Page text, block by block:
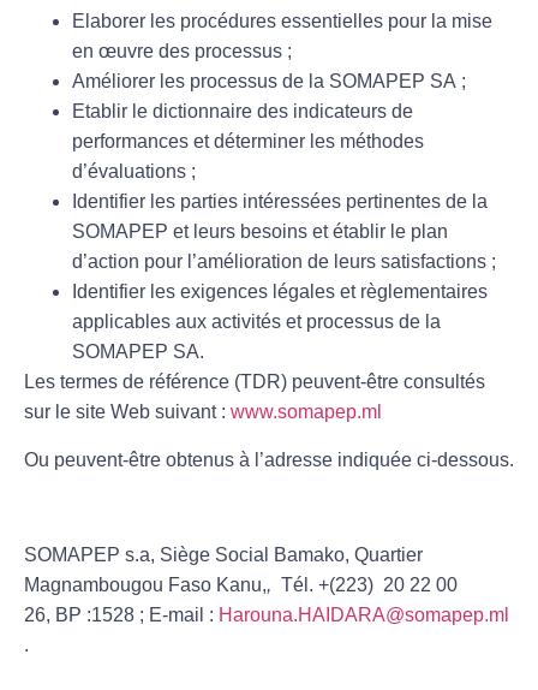
Elaborer les procédures essentielles pour la mise
en œuvre des processus ;
Améliorer les processus de la SOMAPEP SA ;
Etablir le dictionnaire des indicateurs de
performances et déterminer les méthodes
d’évaluations ;
Identifier les parties intéressées pertinentes de la
SOMAPEP et leurs besoins et établir le plan
d’action pour l’amélioration de leurs satisfactions ;
Identifier les exigences légales et règlementaires
applicables aux activités et processus de la
SOMAPEP SA.
Les termes de référence (TDR) peuvent-être consultés
sur le site Web suivant : www.somapep.ml
Ou peuvent-être obtenus à l’adresse indiquée ci-dessous.
SOMAPEP s.a, Siège Social Bamako, Quartier
Magnambougou Faso Kanu,, Tél. +(223) 20 22 00
26, BP :1528 ; E-mail : Harouna.HAIDARA@somapep.ml
.